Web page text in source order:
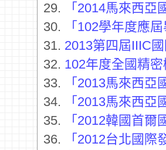
29.
「2014馬來西
30.
「102學年度應
31. 2013第四屆IIIC
32. 102年度全國精
33.
「2013馬來西
34.
「2013馬來西
35.
「2012韓國首
36.
「2012台北國